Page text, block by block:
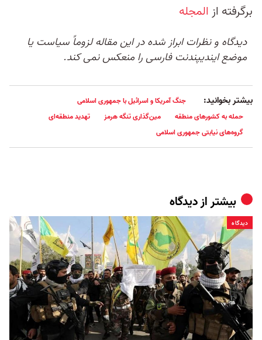
برگرفته از المجله
دیدگاه و نظرات ابراز شده در این مقاله لزوماً سیاست یا
موضع ایندیپندنت فارسی را منعکس نمی کند.
بیشتر بخوانید:
جنگ آمریکا و اسرائیل با جمهوری اسلامی
حمله به کشورهای منطقه
مین‌گذاری تنگه هرمز
تهدید منطقه‌ای
گروه‌های نیابتی جمهوری اسلامی
بیشتر ازدیدگاه
دیدگاه